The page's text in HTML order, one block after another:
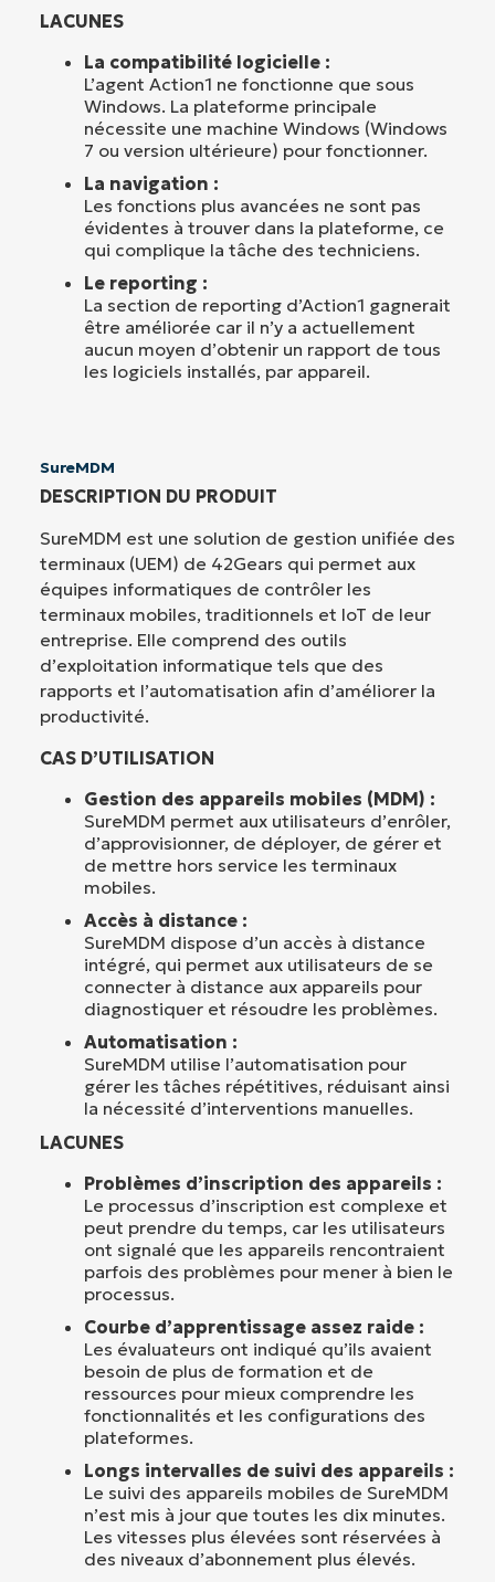
LACUNES
La compatibilité logicielle :
L’agent Action1 ne fonctionne que sous
Windows. La plateforme principale
nécessite une machine Windows (Windows
7 ou version ultérieure) pour fonctionner.
La navigation :
Les fonctions plus avancées ne sont pas
évidentes à trouver dans la plateforme, ce
qui complique la tâche des techniciens.
Le reporting :
La section de reporting d’Action1 gagnerait
être améliorée car il n’y a actuellement
aucun moyen d’obtenir un rapport de tous
les logiciels installés, par appareil.
SureMDM
DESCRIPTION DU PRODUIT
SureMDM est une solution de gestion unifiée des
terminaux (UEM) de 42Gears qui permet aux
équipes informatiques de contrôler les
terminaux mobiles, traditionnels et IoT de leur
entreprise. Elle comprend des outils
d’exploitation informatique tels que des
rapports et l’automatisation afin d’améliorer la
productivité.
CAS D’UTILISATION
Gestion des appareils mobiles (MDM) :
SureMDM permet aux utilisateurs d’enrôler,
d’approvisionner, de déployer, de gérer et
de mettre hors service les terminaux
mobiles.
Accès à distance :
SureMDM dispose d’un accès à distance
intégré, qui permet aux utilisateurs de se
connecter à distance aux appareils pour
diagnostiquer et résoudre les problèmes.
Automatisation :
SureMDM utilise l’automatisation pour
gérer les tâches répétitives, réduisant ainsi
la nécessité d’interventions manuelles.
LACUNES
Problèmes d’inscription des appareils :
Le processus d’inscription est complexe et
peut prendre du temps, car les utilisateurs
ont signalé que les appareils rencontraient
parfois des problèmes pour mener à bien le
processus.
Courbe d’apprentissage assez raide :
Les évaluateurs ont indiqué qu’ils avaient
besoin de plus de formation et de
ressources pour mieux comprendre les
fonctionnalités et les configurations des
plateformes.
Longs intervalles de suivi des appareils :
Le suivi des appareils mobiles de SureMDM
n’est mis à jour que toutes les dix minutes.
Les vitesses plus élevées sont réservées à
des niveaux d’abonnement plus élevés.